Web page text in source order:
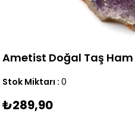
Ametist Doğal Taş Ham
Stok Miktarı : 0
₺289,90